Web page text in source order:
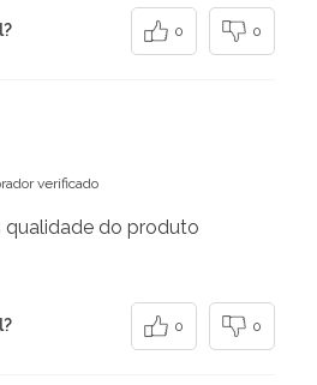
0 0
verificado
qualidade do produto
0 0